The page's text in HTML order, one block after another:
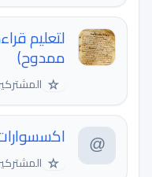
لتعليم
ممدوح)
☆ المشتركين:
☆